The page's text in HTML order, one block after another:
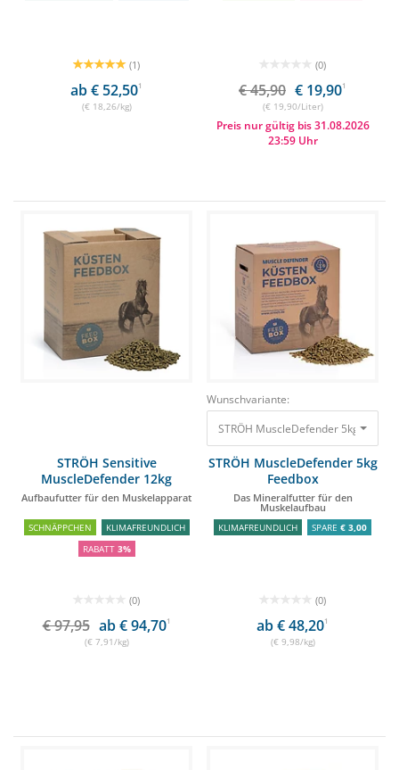
(1)
ab € 52,501
(€ 18,26/kg)
(0)
€ 45,90 € 19,901
(€ 19,90/Liter)
Preis nur gültig bis 31.08.2026
23:59 Uhr
STRÖH Sensitive
MuscleDefender 12kg
Feedbox
Aufbaufutter für den Muskelapparat
SCHNÄPPCHEN
KLIMAFREUNDLICH
RABATT 3%
(0)
€ 97,95 ab € 94,701
(€ 7,91/kg)
Wunschvariante:
STRÖH MuscleDefender 5kg
STRÖH MuscleDefender 5kg
Feedbox
Das Mineralfutter für den
Muskelaufbau
KLIMAFREUNDLICH SPARE € 3,00
(0)
ab € 48,201
(€ 9,98/kg)